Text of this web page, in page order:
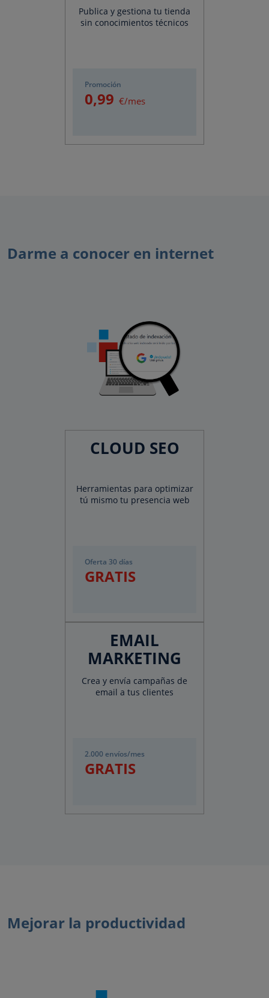
Publica y gestiona tu tienda
sin conocimientos técnicos
Promoción
0,99 €/mes
Darme a conocer en internet
CLOUD SEO
Herramientas para optimizar
tú mismo tu presencia web
Oferta 30 días
GRATIS
EMAIL
MARKETING
Crea y envía campañas de
email a tus clientes
2.000 envíos/mes
GRATIS
Mejorar la productividad